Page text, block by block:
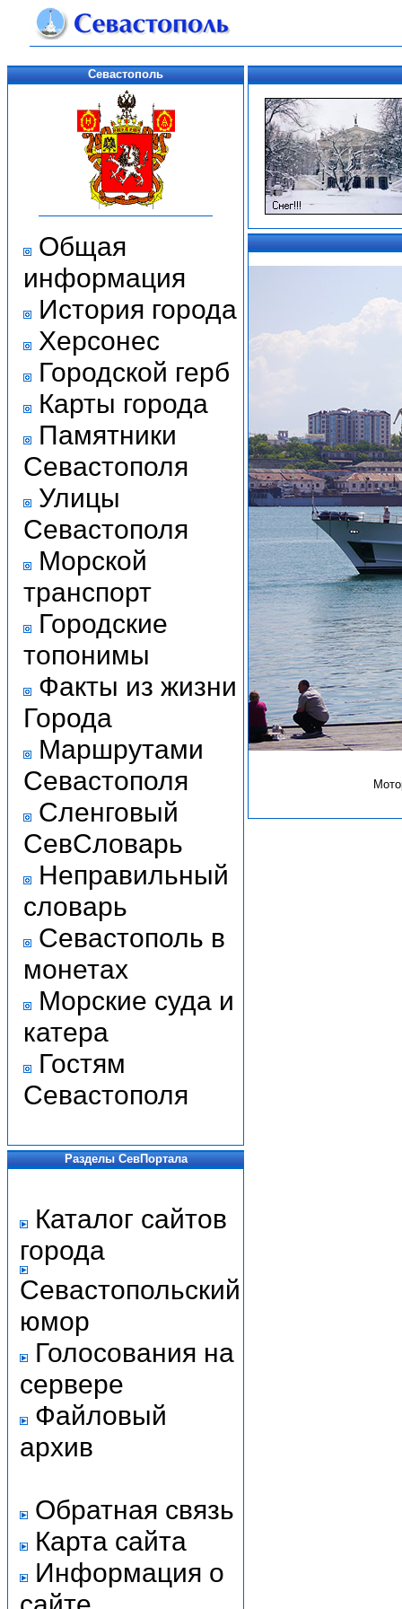
Севастополь
Общая
информация
История города
Херсонес
Городской герб
Карты города
Памятники
Севастополя
Улицы
Севастополя
Морской
транспорт
Городские
топонимы
Факты из жизни
Города
Маршрутами
Севастополя
Сленговый
СевСловарь
Неправильный
словарь
Севастополь в
монетах
Морские суда и
катера
Гостям
Севастополя
Разделы СевПортала
Каталог сайтов
города
Севастопольский
юмор
Голосования на
сервере
Файловый
архив
Обратная связь
Карта сайта
Информация о